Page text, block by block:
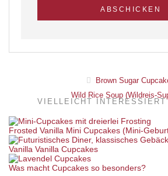
Brown Sugar
Wild Rice Soup (Wildreis-
VIELLEICHT INTERESSIERT
Frosted Vanilla Mini Cupcakes (Mini-
Vanilla Vanilla Cupcakes
Was macht Cupcakes so besonders?